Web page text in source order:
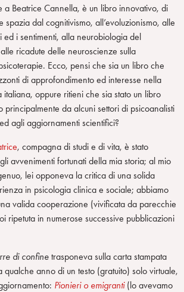
a Beatrice Cannella, è un libro innovativo, di
spazia dal cognitivismo, all’evoluzionismo, alle
ed i sentimenti, alla neurobiologia del
ricadute delle neuroscienze sulla
Ecco, pensi che sia un libro che
di approfondimento ed interesse nella
italiana, oppure ritieni che sia stato un libro
principalmente da alcuni settori di psicoanalisti
agli aggiornamenti scientifici?
, compagna di studi e di vita, è stato
avvenimenti fortunati della mia storia; al mio
lei opponeva la critica di una solida
in psicologia clinica e sociale; abbiamo
valida cooperazione (vivificata da parecchie
ripetuta in numerose successive pubblicazioni
di confine trasponeva sulla carta stampata
qualche anno di un testo (gratuito) solo virtuale,
Pionieri o emigranti(lo avevamo